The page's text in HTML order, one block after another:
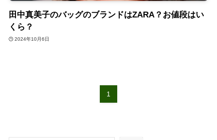
田中真美子のバッグのブランドはZARA？お値段はい
くら？
2024年10月6日
1